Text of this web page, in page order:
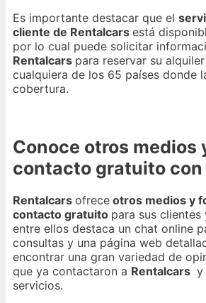
Es importante destacar que el
cliente de Rentalcars está
por lo cual puede solicitar
Rentalcars para reservar su
cualquiera de los 65 países donde
cobertura.
Conoce otros medios
contacto gratuito con
Rentalcars ofrece otros medios y
contacto gratuito para sus clientes
entre ellos destaca un chat online
consultas y una página web
encontrar una gran variedad de
que ya contactaron a Rentalcars y
servicios.